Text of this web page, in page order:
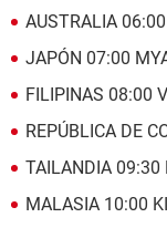
AUSTRALIA
JAPÓN 07:00
FILIPINAS 08:00
REPÚBLICA DE
TAILANDIA 09:30
MALASIA 10:00